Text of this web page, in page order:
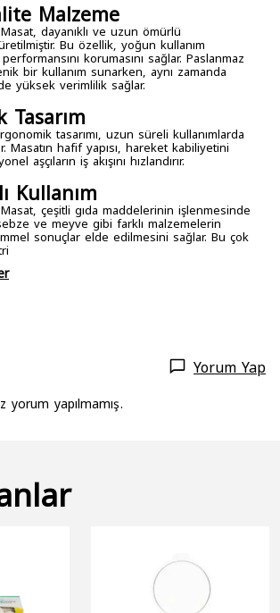
Malzeme
dayanıklı ve uzun ömürlü
Bu özellik, yoğun kullanım
korumasını sağlar. Paslanmaz
bir kullanım sunarken, aynı zamanda
yüksek verimlilik sağlar.
Tasarım
tasarımı, uzun süreli kullanımlarda
Masatın hafif yapısı, hareket kabiliyetini
aşçıların iş akışını hızlandırır.
Kullanım
Masat, çeşitli gıda maddelerinin işlenmesinde
ve meyve gibi farklı malzemelerin
sonuçlar elde edilmesini sağlar. Bu çok
Yorum Yap
yapılmamış.